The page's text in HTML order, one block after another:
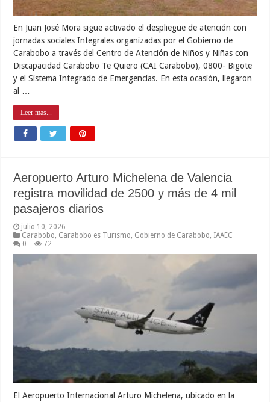
En Juan José Mora sigue activado el despliegue de atención con
jornadas sociales Integrales organizadas por el Gobierno de
Carabobo a través del Centro de Atención de Niños y Niñas con
Discapacidad Carabobo Te Quiero (CAI Carabobo), 0800- Bigote
y el Sistema Integrado de Emergencias. En esta ocasión, llegaron
al …
Leer mas...
Aeropuerto Arturo Michelena de Valencia
registra movilidad de 2500 y más de 4 mil
pasajeros diarios
julio 10, 2026
Carabobo, Carabobo es Turismo, Gobierno de Carabobo, IAAEC
0
72
El Aeropuerto Internacional Arturo Michelena, ubicado en la